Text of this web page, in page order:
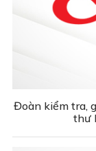
Đoàn kiểm tra,
thư